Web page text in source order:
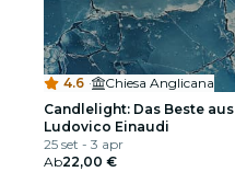
4.6 ·
Chiesa Anglicana
Candlelight: Das Beste aus
Ludovico Einaudi
25 set - 3 apr
Ab22,00 €